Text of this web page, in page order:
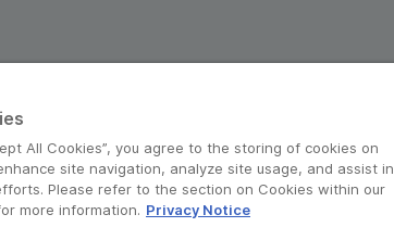
All Cookies”, you agree to the storing of cookies on
site navigation, analyze site usage, and assist in
Please refer to the section on Cookies within our
more information. Privacy Notice